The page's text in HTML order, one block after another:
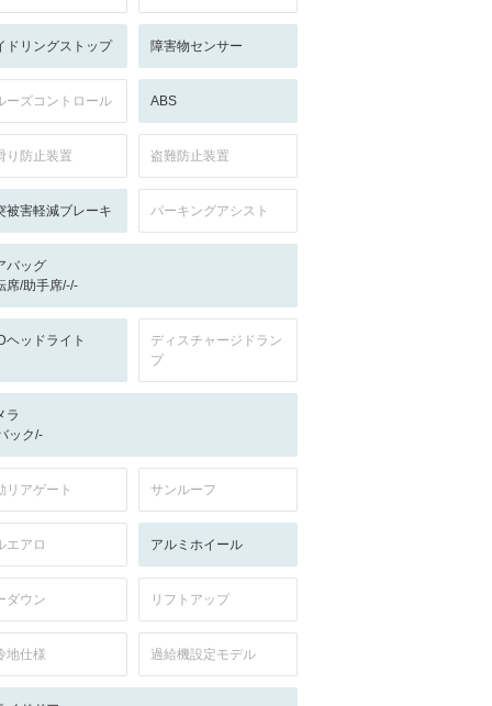
ドリングストップ 障害物センサー
ーズコントロール ABS
り防止装置 盗難防止装置
被害軽減ブレーキ パーキングアシスト
バッグ
席/助手席/-/-
ヘッドライト
ディスチャージドラン
プ
ラ
ック/-
リアゲート サンルーフ
エアロ アルミホイール
ダウン リフトアップ
地仕様 過給機設定モデル